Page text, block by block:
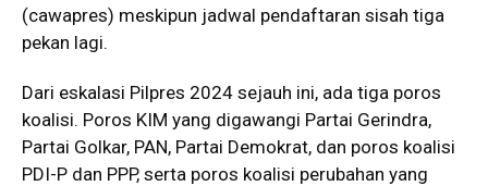
(cawapres) meskipun jadwal pendaftaran sisah tiga
pekan lagi.
Dari eskalasi Pilpres 2024 sejauh ini, ada tiga poros
koalisi. Poros KIM yang digawangi Partai Gerindra,
Partai Golkar, PAN, Partai Demokrat, dan poros koalisi
PDI-P dan PPP, serta poros koalisi perubahan yang